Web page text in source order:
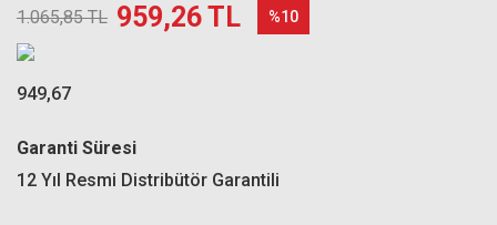
1.065,85 TL 959,26 TL %10
949,67
Garanti Süresi
12 Yıl Resmi Distribütör Garantili